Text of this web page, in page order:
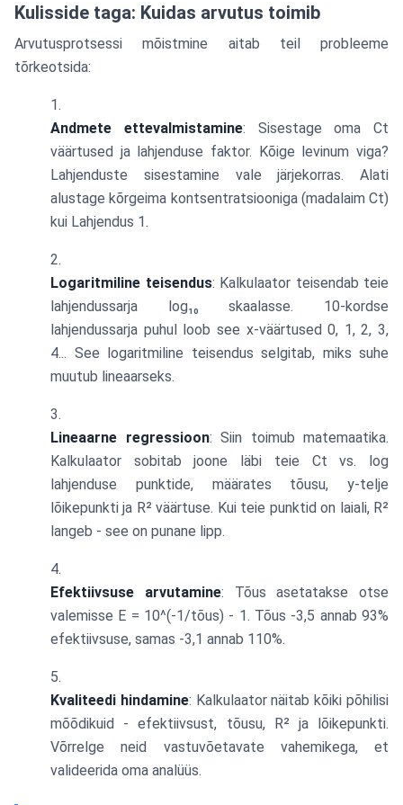
Kulisside taga: Kuidas arvutus toimib
Arvutusprotsessi mõistmine aitab teil probleeme
tõrkeotsida:
Andmete ettevalmistamine: Sisestage oma Ct
väärtused ja lahjenduse faktor. Kõige levinum viga?
Lahjenduste sisestamine vale järjekorras. Alati
alustage kõrgeima kontsentratsiooniga (madalaim Ct)
kui Lahjendus 1.
Logaritmiline teisendus: Kalkulaator teisendab teie
lahjendussarja log₁₀ skaalasse. 10-kordse
lahjendussarja puhul loob see x-väärtused 0, 1, 2, 3,
4... See logaritmiline teisendus selgitab, miks suhe
muutub lineaarseks.
Lineaarne regressioon: Siin toimub matemaatika.
Kalkulaator sobitab joone läbi teie Ct vs. log
lahjenduse punktide, määrates tõusu, y-telje
lõikepunkti ja R² väärtuse. Kui teie punktid on laiali, R²
langeb - see on punane lipp.
Efektiivsuse arvutamine: Tõus asetatakse otse
valemisse E = 10^(-1/tõus) - 1. Tõus -3,5 annab 93%
efektiivsuse, samas -3,1 annab 110%.
Kvaliteedi hindamine: Kalkulaator näitab kõiki põhilisi
mõõdikuid - efektiivsust, tõusu, R² ja lõikepunkti.
Võrrelge neid vastuvõetavate vahemikega, et
valideerida oma analüüs.